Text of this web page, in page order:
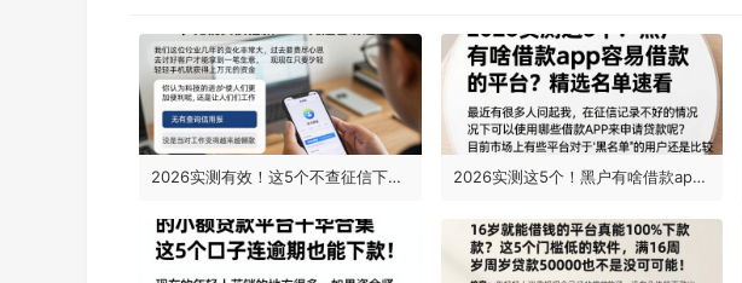
2026实测有效！这5个不查征信下款的APP，无视负债借款5000元超容易通过 2026实测这5个！黑户有啥借款app容易借款的平台？精选名单速看